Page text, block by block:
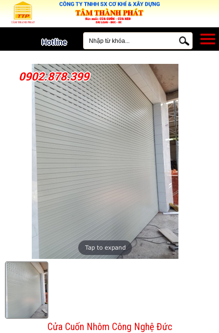
Hotline
0902.878.399
Tap to expand
Cửa Cuốn Nhôm Công Nghệ Đức